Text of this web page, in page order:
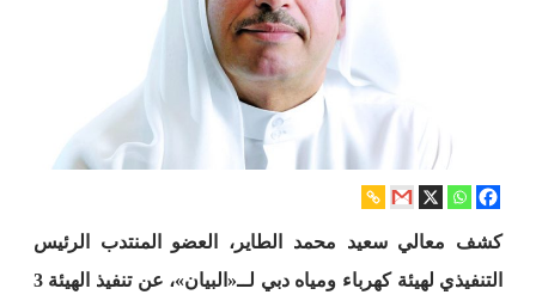
كشف معالي سعيد محمد الطاير، العضو المنتدب الرئيس
التنفيذي لهيئة كهرباء ومياه دبي لــ«البيان»، عن تنفيذ الهيئة 3